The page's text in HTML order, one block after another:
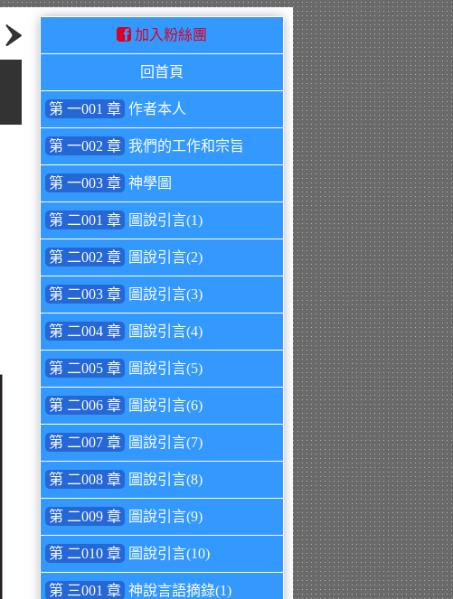
› 加入粉絲團
回首頁
第 一001 章 作者本人
第 一002 章 我們的工作和宗旨
第 一003 章 神學圖
第 二001 章 圖說引言(1)
第 二002 章 圖說引言(2)
第 二003 章 圖說引言(3)
第 二004 章 圖說引言(4)
第 二005 章 圖說引言(5)
第 二006 章 圖說引言(6)
第 二007 章 圖說引言(7)
第 二008 章 圖說引言(8)
第 二009 章 圖說引言(9)
第 二010 章 圖說引言(10)
第 三001 章 神說言語摘錄(1)